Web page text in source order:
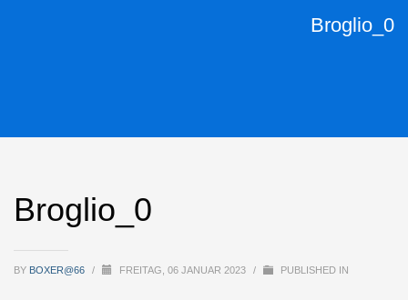
Broglio_0
Broglio_0
BY BOXER@66 / FREITAG, 06 JANUAR 2023 / PUBLISHED IN